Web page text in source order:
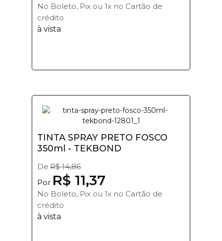
No Boleto, Pix ou 1x no Cartão de
crédito
à vista
TINTA SPRAY PRETO FOSCO
350ml - TEKBOND
De R$ 14,86
Por R$ 11,37
No Boleto, Pix ou 1x no Cartão de
crédito
à vista